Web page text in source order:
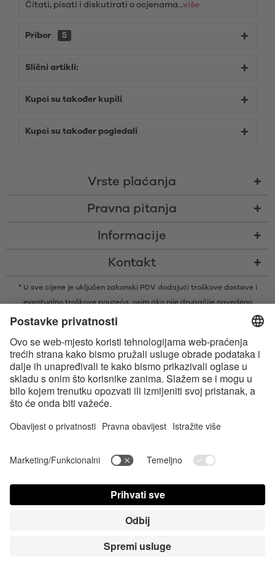
Čitati, pisati i diskutirati o ocjenama...više
Pribor 5
Slični artikli:
Kupci su također kupili
Kupci su također pogledali
Vrste plaćanja
Pravna pitanja
Informacije
Kontakt
* U sve cijene je uključen zakonski PDV dodajući troškove dostavei
eventualno troškove pouzeća, osim ako nije drugačije navedeno
* Bluetooth® slovni znak i logotipi su registrirani žigovi u vlasništvu tvrtke
Satisfyer GmbH je pod licencom.
Apple, logotip tvrtke Apple i Apple Watch su žigovi tvrtke Apple Inc.
Google Play i logotip Google Play zaštitni su znakovi tvrtke Google LLC.
Contact us today
Uputa za upotrebu Kontakt